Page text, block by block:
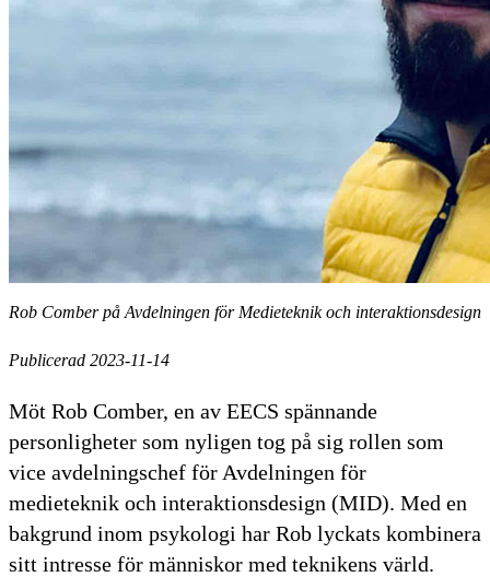
Rob Comber på Avdelningen för Medieteknik och interaktionsdesign
Publicerad 2023-11-14
Möt Rob Comber, en av EECS spännande
personligheter som nyligen tog på sig rollen som
vice avdelningschef för Avdelningen för
medieteknik och interaktionsdesign (MID). Med en
bakgrund inom psykologi har Rob lyckats kombinera
sitt intresse för människor med teknikens värld.